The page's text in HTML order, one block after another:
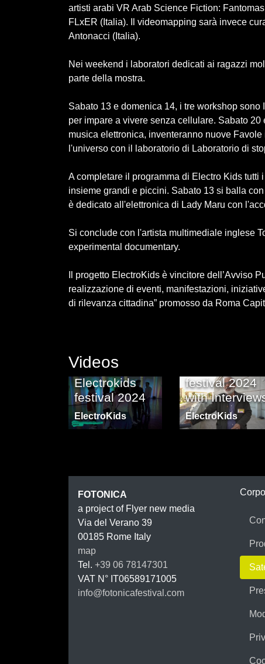
artisti arabi VR Arab Science Fiction:
FLxER (Italia). Il videomapping sarà invece
Antonacci (Italia).
Nei weekend i laboratori dedicati ai ragazzi
parte della mostra.
Sabato 13 e domenica 14, i tre workshop
per impare a vivere senza cellulare. Sabato
musica elettronica, inventeranno nuove
l'universo con il laboratorio di Laboratorio di
A completare il programma di Electro Kids
insieme grandi e piccini. Sabato 13 si balla
è dedicato all'elettronica di Lady Maru con
Si conclude con l'artista multimediale inglese
experimental documentary.
Il progetto ElectroKids è vincitore dell’Avviso
realizzazione di eventi, manifestazioni,
di rilevanza cittadina” promosso da Roma
Videos
Electrokids
festival 2024
ElectroKids
festival 2024
with
ElectroKids
FOTONICA
a project of Flyer new media
Via del Verano 39
00185 Rome Italy
map
Tel. +39 06 78147301
VAT N° IT06589171005
info@fotonicafestival.com